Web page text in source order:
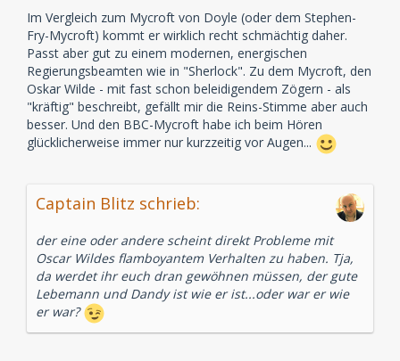
Im Vergleich zum Mycroft von Doyle (oder dem Stephen-
Fry-Mycroft) kommt er wirklich recht schmächtig daher.
Passt aber gut zu einem modernen, energischen
Regierungsbeamten wie in "Sherlock". Zu dem Mycroft, den
Oskar Wilde - mit fast schon beleidigendem Zögern - als
"kräftig" beschreibt, gefällt mir die Reins-Stimme aber auch
besser. Und den BBC-Mycroft habe ich beim Hören
glücklicherweise immer nur kurzzeitig vor Augen...
Captain Blitz schrieb:
der eine oder andere scheint direkt Probleme mit
Oscar Wildes flamboyantem Verhalten zu haben. Tja,
da werdet ihr euch dran gewöhnen müssen, der gute
Lebemann und Dandy ist wie er ist...oder war er wie
er war?